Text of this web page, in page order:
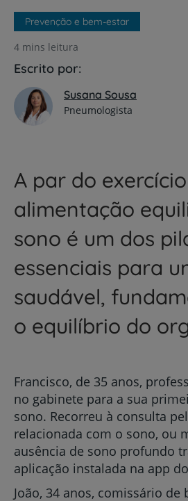
Prevenção e bem-estar
4 mins leitura
Escrito por:
Susana Sousa
Pneumologista
A par do
alimentação
sono é um dos
essenciais para
saudável,
o equilíbrio do
Francisco, de 35 anos,
no gabinete para a sua
sono. Recorreu à consulta
relacionada com o sono, ou
ausência de sono profundo
aplicação instalada na app
João, 34 anos, comissário de